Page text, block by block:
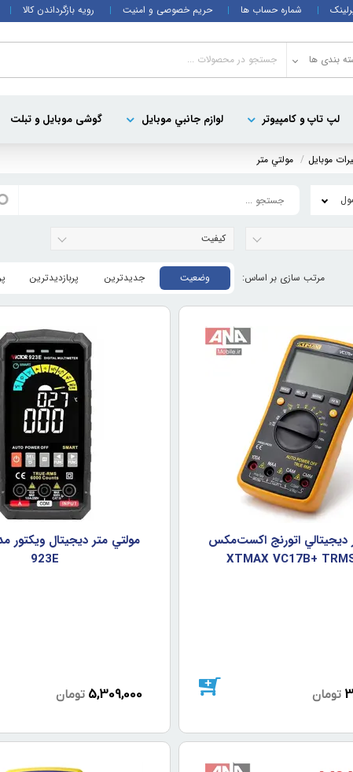
شماره حساب ها حریم خصوصی و امنیت رویه بازگرداندن کالا
بندی ها
لپ تاپ و کامپيوتر لوازم جانبي موبایل گوشی موبایل و تبلت
موبایل مولتي متر
کیفیت
وضعیت جدیدترین پربازدیدترین
ديجيتالي اتورنج اکست‌مکس
تومان
923E
5,309,000 تومان